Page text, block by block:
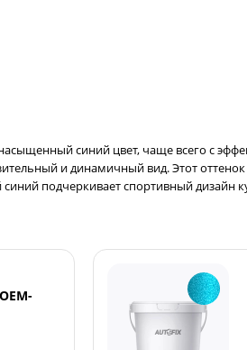
синий цвет, чаще всего с
и динамичный вид. Этот оттенок
подчеркивает спортивный дизайн